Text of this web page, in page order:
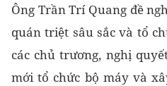
Ông Trần Trí Quang đề
quán triệt sâu sắc và tổ
các chủ trương, nghị
mới tổ chức bộ máy và